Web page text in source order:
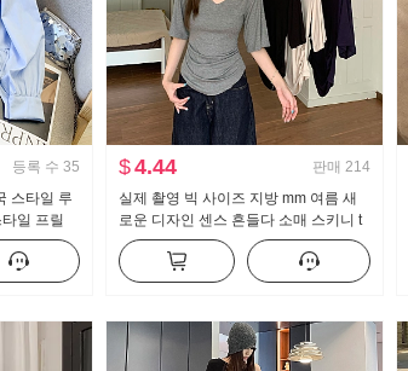
등록 수 35
스타일 루
일 프릴
$4.44 판매 214
실제 촬영 빅 사이즈 지방 mm 여름 새
로운 디자인 센스 흔들다 소매 스키니 t
캐주얼 슬림해 보이는 몸매 가꾸기 만나
는 맨위